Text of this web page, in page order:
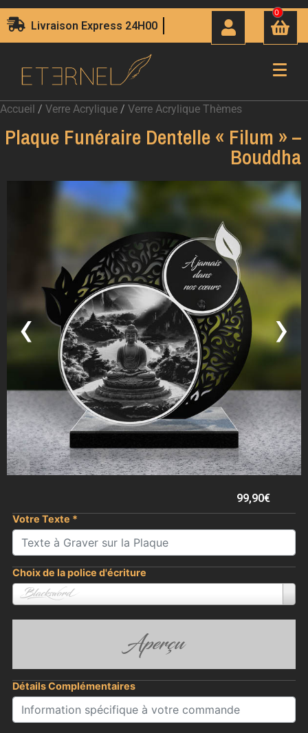
Livraison Express 24H00
0
Accueil / Verre Acrylique / Verre Acrylique Thèmes
Plaque Funéraire Dentelle « Filum » –
Bouddha
‹ ›
99,90€
Votre Texte *
Choix de la police d'écriture
Blacksword
Aperçu
Détails Complémentaires